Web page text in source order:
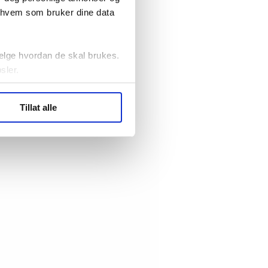
som bruker dine data
hvordan de skal brukes.
statistikk.
Tillat alle